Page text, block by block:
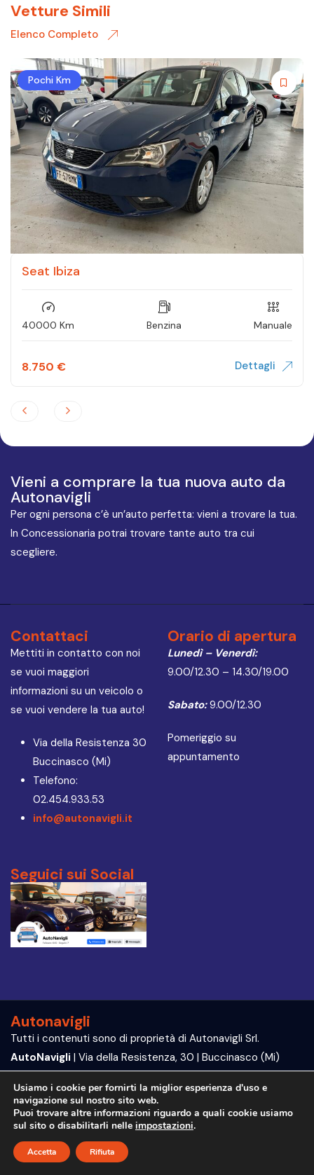
Vetture Simili
Elenco Completo
Pochi Km
Seat Ibiza
40000 Km Benzina Manuale
8.750 € Dettagli
Vieni a comprare la tua nuova auto da
Autonavigli
Per ogni persona c’è un’auto perfetta: vieni a trovare la tua.
In Concessionaria potrai trovare tante auto tra cui
scegliere.
Contattaci
Mettiti in contatto con noi
se vuoi maggiori
informazioni su un veicolo o
se vuoi vendere la tua auto!
Via della Resistenza 30
Buccinasco (Mi)
Telefono:
02.454.933.53
info@autonavigli.it
Orario di apertura
Lunedì – Venerdì:
9.00/12.30 – 14.30/19.00
Sabato:9.00/12.30
Pomeriggio su
appuntamento
Seguici sui Social
Autonavigli
Tutti i contenuti sono di proprietà di Autonavigli Srl.
AutoNavigli | Via della Resistenza, 30 | Buccinasco (Mi)
Trattamento dei dati | Privacy Policy
Usiamo i cookie per fornirti la miglior esperienza d'uso e
navigazione sul nostro sito web.
Puoi trovare altre informazioni riguardo a quali cookie usiamo
sul sito o disabilitarli nelle impostazioni.
Accetta Rifiuta